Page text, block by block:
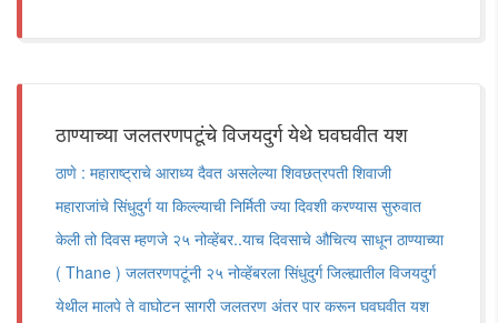
ठाण्याच्या जलतरणपटूंचे विजयदुर्ग येथे घवघवीत यश
ठाणे : महाराष्ट्राचे आराध्य दैवत असलेल्या शिवछत्रपती शिवाजी
महाराजांचे सिंधुदुर्ग या किल्ल्याची निर्मिती ज्या दिवशी करण्यास सुरुवात
केली तो दिवस म्हणजे २५ नोव्हेंबर..याच दिवसाचे औचित्य साधून ठाण्याच्या
( Thane ) जलतरणपटूंनी २५ नोव्हेंबरला सिंधुदुर्ग जिल्ह्यातील विजयदुर्ग
येथील मालपे ते वाघोटन सागरी जलतरण अंतर पार करून घवघवीत यश